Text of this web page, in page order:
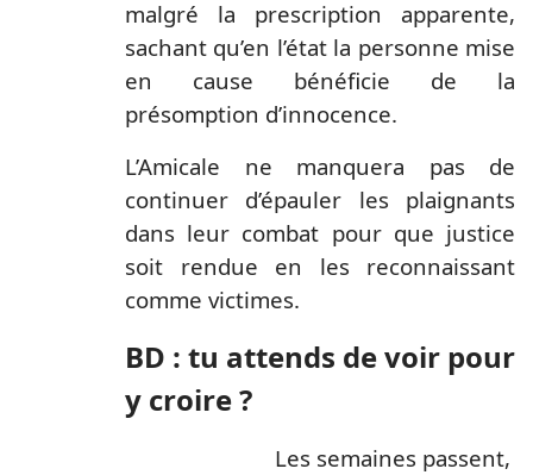
malgré la prescription apparente,
sachant qu’en l’état la personne mise
en cause bénéficie de la
présomption d’innocence.
L’Amicale ne manquera pas de
continuer d’épauler les plaignants
dans leur combat pour que justice
soit rendue en les reconnaissant
comme victimes.
BD : tu attends de voir pour
y croire ?
Les semaines passent,